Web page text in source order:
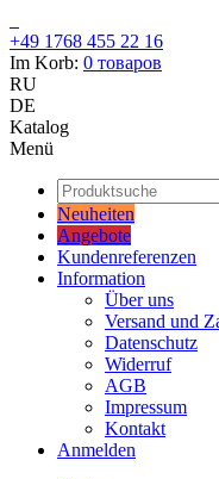
+49 1768 455 22 16
Im Korb: 0 товаров
RU
DE
Katalog
Menü
Neuheiten
Angebote
Kundenreferenzen
Information
Über uns
Versand und
Datenschutz
Widerruf
AGB
Impressum
Kontakt
Anmelden